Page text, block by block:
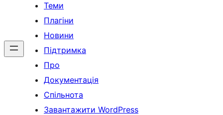
Теми
Плагіни
Новини
Підтримка
Про
Документація
Спільнота
Завантажити WordPress